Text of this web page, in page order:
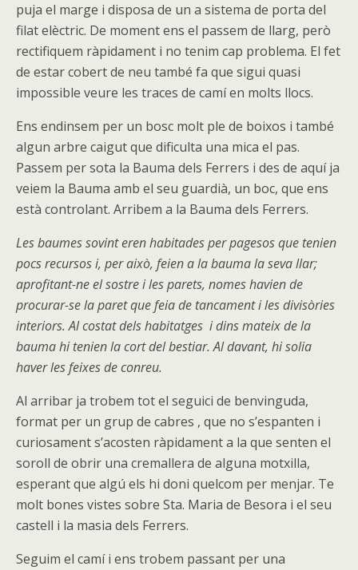
puja el marge i disposa de un a sistema de porta del
filat elèctric. De moment ens el passem de llarg, però
rectifiquem ràpidament i no tenim cap problema. El fet
de estar cobert de neu també fa que sigui quasi
impossible veure les traces de camí en molts llocs.
Ens endinsem per un bosc molt ple de boixos i també
algun arbre caigut que dificulta una mica el pas.
Passem per sota la Bauma dels Ferrers i des de aquí ja
veiem la Bauma amb el seu guardià, un boc, que ens
està controlant. Arribem a la Bauma dels Ferrers.
Les baumes sovint eren habitades per pagesos que tenien
pocs recursos i, per això, feien a la bauma la seva llar;
aprofitant-ne el sostre i les parets, nomes havien de
procurar-se la paret que feia de tancament i les divisòries
interiors. Al costat dels habitatges i dins mateix de la
bauma hi tenien la cort del bestiar. Al davant, hi solia
haver les feixes de conreu.
Al arribar ja trobem tot el seguici de benvinguda,
format per un grup de cabres , que no s’espanten i
curiosament s’acosten ràpidament a la que senten el
soroll de obrir una cremallera de alguna motxilla,
esperant que algú els hi doni quelcom per menjar. Te
molt bones vistes sobre Sta. Maria de Besora i el seu
castell i la masia dels Ferrers.
Seguim el camí i ens trobem passant per una